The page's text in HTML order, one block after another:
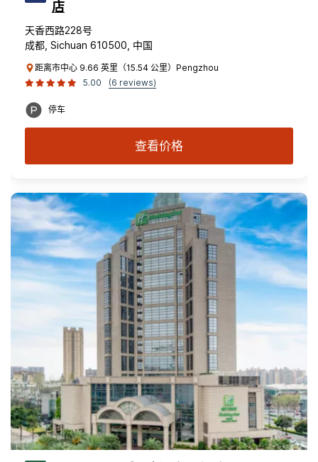
店
天香西路228号
成都, Sichuan 610500, 中国
距离市中心 9.66 英里（15.54 公里）Pengzhou
5.00
(6 reviews)
停车
查看价格